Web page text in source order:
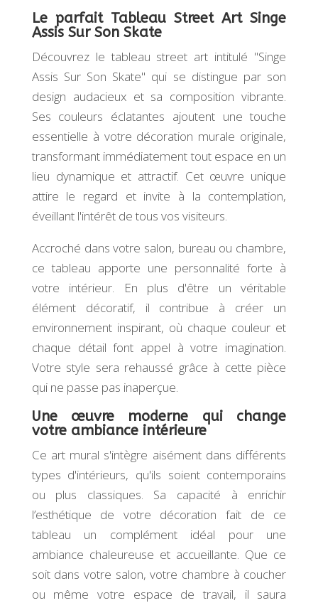
Le parfait Tableau Street Art Singe
Assis Sur Son Skate
Découvrez le tableau street art intitulé "Singe
Assis Sur Son Skate" qui se distingue par son
design audacieux et sa composition vibrante.
Ses couleurs éclatantes ajoutent une touche
essentielle à votre décoration murale originale,
transformant immédiatement tout espace en un
lieu dynamique et attractif. Cet œuvre unique
attire le regard et invite à la contemplation,
éveillant l'intérêt de tous vos visiteurs.
Accroché dans votre salon, bureau ou chambre,
ce tableau apporte une personnalité forte à
votre intérieur. En plus d'être un véritable
élément décoratif, il contribue à créer un
environnement inspirant, où chaque couleur et
chaque détail font appel à votre imagination.
Votre style sera rehaussé grâce à cette pièce
qui ne passe pas inaperçue.
Une œuvre moderne qui change
votre ambiance intérieure
Ce art mural s'intègre aisément dans différents
types d'intérieurs, qu'ils soient contemporains
ou plus classiques. Sa capacité à enrichir
l’esthétique de votre décoration fait de ce
tableau un complément idéal pour une
ambiance chaleureuse et accueillante. Que ce
soit dans votre salon, votre chambre à coucher
ou même votre espace de travail, il saura